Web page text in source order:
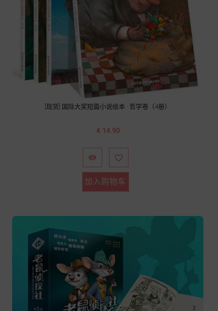
[现货] 国际大奖短篇小说绘本 · 哲学卷（4册）
价
€ 14.90
 
加入购物车